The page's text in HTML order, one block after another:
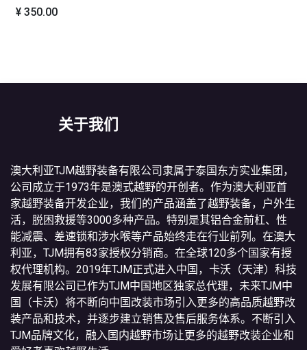
¥ 350.00
关于我们
澳大利亚TJM越野装备有限公司隶属于泰国东方实业集团，
公司成立于1973年是澳式越野的开创者。作为澳大利亚首
家越野装备开发企业，我们的产品涵盖了越野装备，户外生
活，脱困救援等3000多种产品。特别是其铝合金前杠、性
能减震、差速锁和涉水喉等产品始终走在行业前列。在澳大
利亚，TJM拥有83家授权分销商。在全球120多个国家有授
权代理机构。2019年TJM正式进入中国，卡沃（天津）科技
发展有限公司已作为TJM中国地区独家总代理，未来TJM中
国（卡沃）将不断向中国改装市场引入更多的高品质越野改
装产品和技术，并逐步建立销售及售后服务体系。不断引入
TJM品牌文化，融入国内越野市场让更多的越野改装企业和